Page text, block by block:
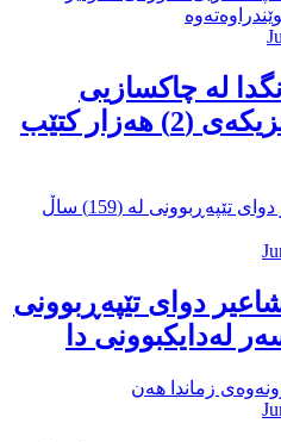
لە چاکسازیی
گەورانی هەولێر نزیكەی (2) هەزار كتێب
دوای تێپەڕبوونی